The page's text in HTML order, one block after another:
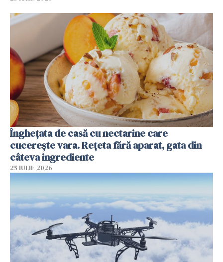
Înghețata de casă cu nectarine care
cucerește vara. Rețeta fără aparat, gata din
câteva ingrediente
25 IULIE 2026